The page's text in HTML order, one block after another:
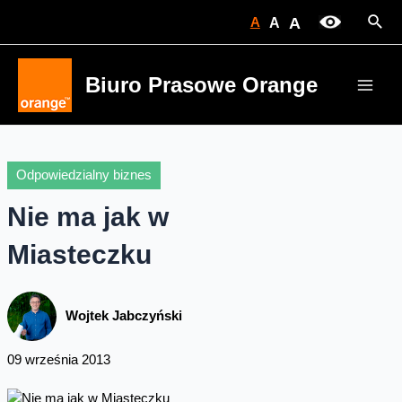
A A A
Biuro Prasowe Orange
Odpowiedzialny biznes
Nie ma jak w
Miasteczku
Wojtek Jabczyński
09 września 2013